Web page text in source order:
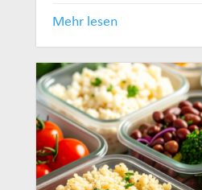
Mehr lesen